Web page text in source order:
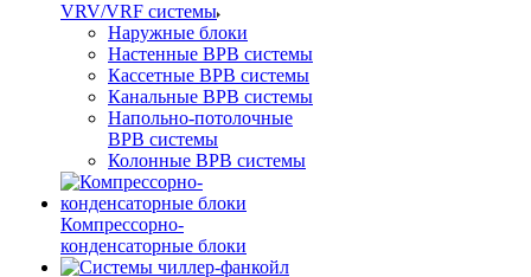
VRV/VRF системы
Наружные блоки
Настенные ВРВ системы
Кассетные ВРВ системы
Канальные ВРВ системы
Напольно-потолочные
ВРВ системы
Колонные ВРВ системы
Компрессорно-
конденсаторные блоки